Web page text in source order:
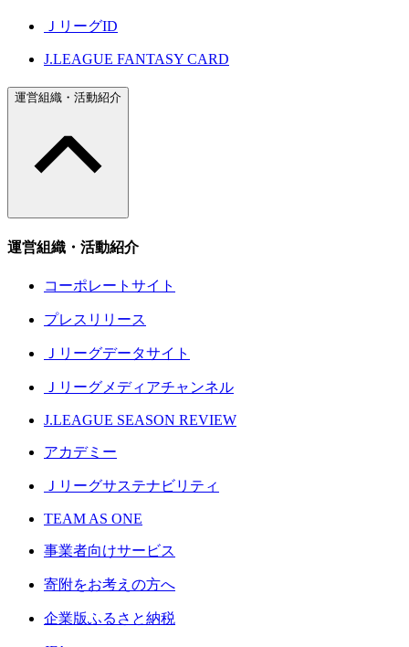
ＪリーグID
J.LEAGUE FANTASY CARD
運営組織・活動紹介
運営組織・活動紹介
コーポレートサイト
プレスリリース
Ｊリーグデータサイト
Ｊリーグメディアチャンネル
J.LEAGUE SEASON REVIEW
アカデミー
Ｊリーグサステナビリティ
TEAM AS ONE
事業者向けサービス
寄附をお考えの方へ
企業版ふるさと納税